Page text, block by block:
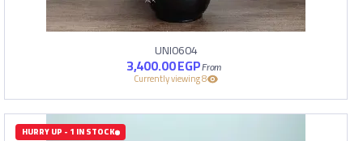
UNI0604
3,400.00EGP
8 Currently viewing
HURRY UP - 1 IN STOCK